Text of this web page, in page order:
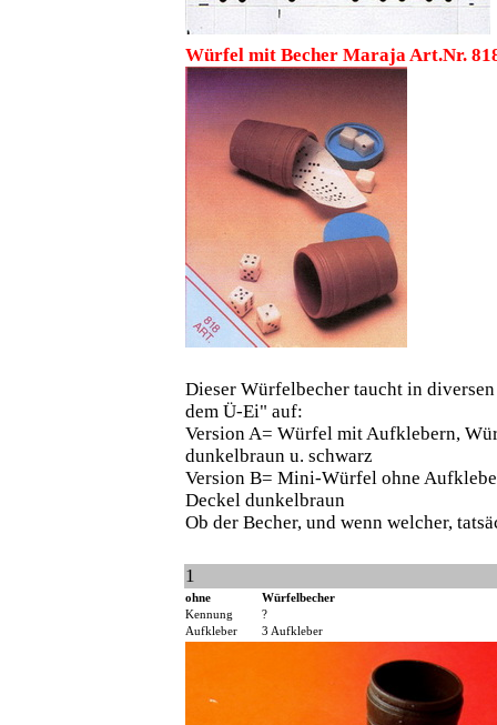
Würfel mit Becher Maraja Art.Nr.
Dieser Würfelbecher taucht in
dem Ü-Ei" auf:
Version A= Würfel mit Aufklebern,
dunkelbraun u. schwarz
Version B= Mini-Würfel ohne
Deckel dunkelbraun
Ob der Becher, und wenn welcher,
1
ohne
Würfelbecher
Kennung
?
Aufkleber
3 Aufkleber